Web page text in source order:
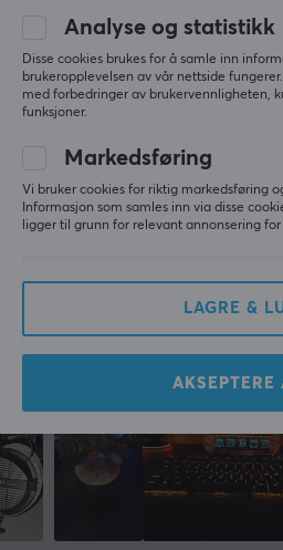
Fungerer bra
Fungerer veldig bra og klarte
skrivebordet
pent
Vis originalen
4mount Skrivebordsmontering til VR Headset -
Mer fra vårt
Analyse og statistikk
Disse cookies brukes for å samle inn
brukeropplevelsen av vår nettside
med forbedringer av brukervennligheten,
funksjoner.
Markedsføring
Vi bruker cookies for riktig markedsføring
Informasjon som samles inn via disse
ligger til grunn for relevant annonsering for
LAGRE &
AKSEPTERE